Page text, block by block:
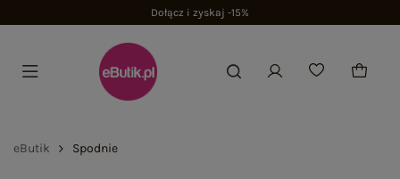
Dołącz i zyskaj -15%
eButik Spodnie